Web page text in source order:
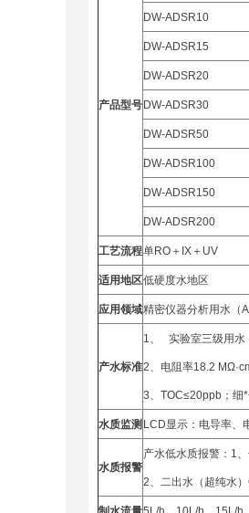
产品型号
DW-ADSR10
DW-ADSR15
DW-ADSR20
DW-ADSR30
DW-ADSR50
DW-ADSR100
DW-ADSR150
DW-ADSR200
工艺流程单RO＋IX＋UV
适用地区低硬度水地区
应用领域精密仪器分析用水（
产水标准
1、 实验室三级用水
2、电阻率18.2
3、TOC≤20ppb；细
水质监测 LCD显示：电导率、
水质报警
产水低水质报警：1
2、二出水（超纯水